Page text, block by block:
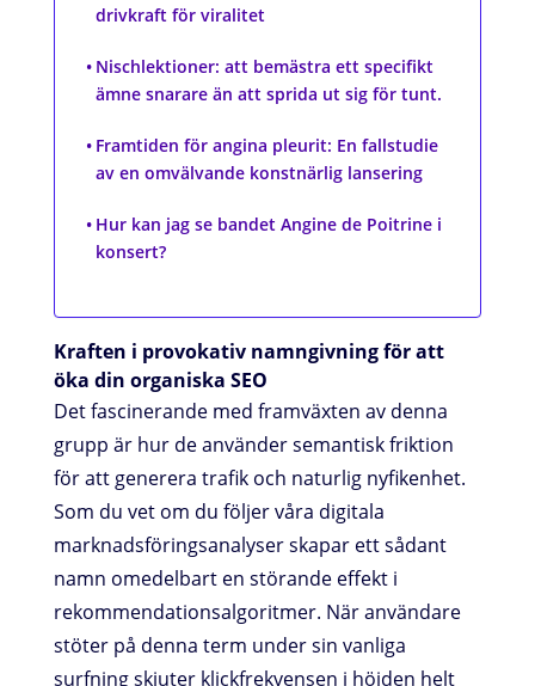
drivkraft för viralitet
Nischlektioner: att bemästra ett specifikt
ämne snarare än att sprida ut sig för tunt.
Framtiden för angina pleurit: En fallstudie
av en omvälvande konstnärlig lansering
Hur kan jag se bandet Angine de Poitrine i
konsert?
Kraften i provokativ namngivning för att
öka din organiska SEO
Det fascinerande med framväxten av denna
grupp är hur de använder semantisk friktion
för att generera trafik och naturlig nyfikenhet.
Som du vet om du följer våra digitala
marknadsföringsanalyser skapar ett sådant
namn omedelbart en störande effekt i
rekommendationsalgoritmer. När användare
stöter på denna term under sin vanliga
surfning skjuter klickfrekvensen i höjden helt